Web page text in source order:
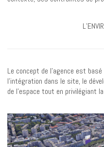
Le concept de l’agence est
l’intégration dans le site, le
de l’espace tout en privilégiant